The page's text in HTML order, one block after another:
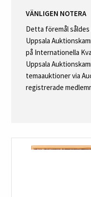
VÄNLIGEN NOTERA
Detta föremål
Uppsala
på Internationella
Uppsala
temaauktioner via
registrerade